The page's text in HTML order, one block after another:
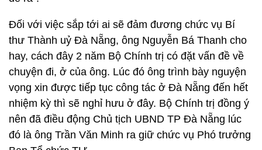
Đối với việc sắp tới ai sẽ đảm đương chức vụ Bí
thư Thành uỷ Đà Nẵng, ông Nguyễn Bá Thanh cho
hay, cách đây 2 năm Bộ Chính trị có đặt vấn đề về
chuyện đi, ở của ông. Lúc đó ông trình bày nguyện
vọng xin được tiếp tục công tác ở Đà Nẵng đến hết
nhiệm kỳ thì sẽ nghỉ hưu ở đây. Bộ Chính trị đồng ý
nên đã điều động Chủ tịch UBND TP Đà Nẵng lúc
đó là ông Trần Văn Minh ra giữ chức vụ Phó trưởng